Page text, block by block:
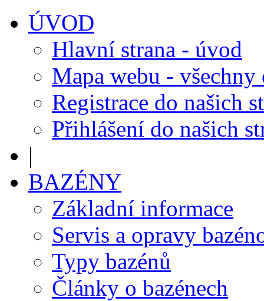
ÚVOD
Hlavní strana - úvod
Mapa webu - všechny
Registrace do našich
Přihlášení do našich
|
BAZÉNY
Základní informace
Servis a opravy
Typy bazénů
Články o bazénech